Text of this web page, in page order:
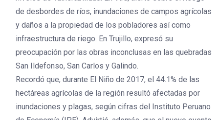
de desbordes de ríos, inundaciones de campos agrícolas
y daños a la propiedad de los pobladores así como
infraestructura de riego. En Trujillo, expresó su
preocupación por las obras inconclusas en las quebradas
San Ildefonso, San Carlos y Galindo.
Recordó que, durante El Niño de 2017, el 44.1% de las
hectáreas agrícolas de la región resultó afectadas por
inundaciones y plagas, según cifras del Instituto Peruano